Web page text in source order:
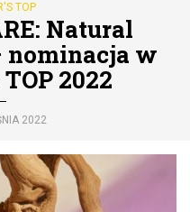
TOP
Natural
nominacja w
2022
2022